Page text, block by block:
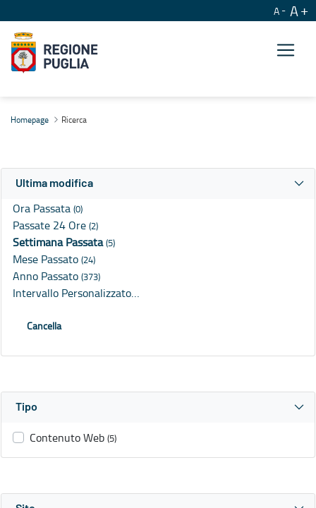
A A
Homepage Ricerca
Ultima modifica
Ora Passata (0)
Passate 24 Ore (2)
Settimana Passata(5)
Mese Passato (24)
Anno Passato (373)
Intervallo Personalizzato…
Cancella
Tipo
Contenuto Web (5)